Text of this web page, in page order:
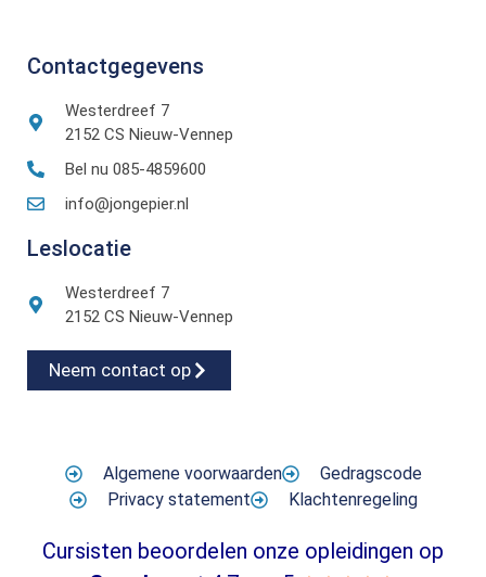
Contactgegevens
Westerdreef 7
2152 CS Nieuw-Vennep
Bel nu 085-4859600
info@jongepier.nl
Leslocatie
Westerdreef 7
2152 CS Nieuw-Vennep
Neem contact op
Algemene voorwaarden
Gedragscode
Privacy statement
Klachtenregeling
Cursisten beoordelen onze opleidingen op